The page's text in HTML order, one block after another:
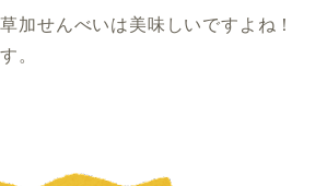
加せんべいは美味しいですよね！
。